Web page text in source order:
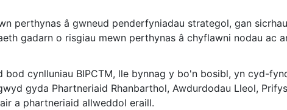
perthynas â gwneud penderfyniadau strategol, gan
gadarn o risgiau mewn perthynas â chyflawni nodau ac
bod cynlluniau BIPCTM, lle bynnag y bo'n bosibl, yn cyd-
gyda Phartneriaid Rhanbarthol, Awdurdodau Lleol,
a phartneriaid allweddol eraill.